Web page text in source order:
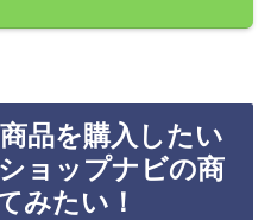
品を購入したい
ョップナビの商
みたい！